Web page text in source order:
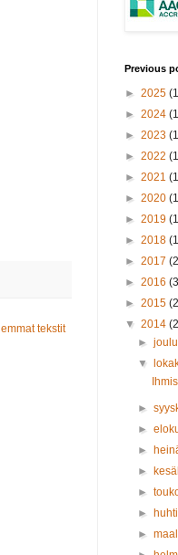
tekstit
Previous
► 2025
► 2024
► 2023
► 2022
► 2021
► 2020
► 2019
► 2018
► 2017
► 2016
► 2015
▼ 2014
►
▼
►
►
►
►
►
►
►